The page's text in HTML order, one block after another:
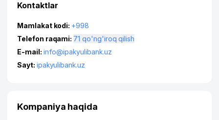
Kontaktlar
Mamlakat kodi: +998
Telefon raqami:
71 qo'ng'iroq qilish
E-mail: info@ipakyulibank.uz
Sayt: ipakyulibank.uz
Kompaniya haqida